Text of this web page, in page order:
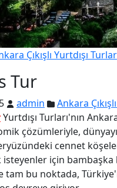
Çıkışlı Yurtdışı Turlar
Tur
admin
Ankara
Yurtdışı Turları'nın
çözümleriyle,
cennet
isteyenler için
tam bu noktada,